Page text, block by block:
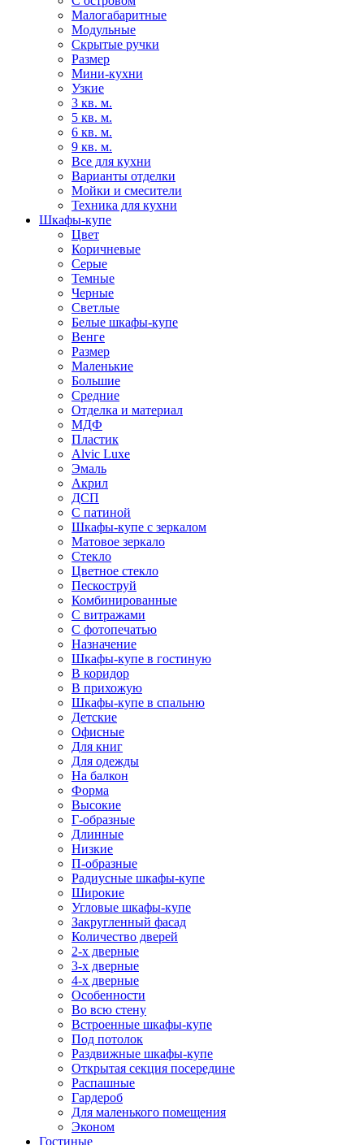
Малогабаритные
Модульные
Скрытые ручки
Размер
Мини-кухни
Узкие
3 кв. м.
5 кв. м.
6 кв. м.
9 кв. м.
Все для кухни
Варианты отделки
Мойки и смесители
Техника для кухни
Шкафы-купе
Цвет
Коричневые
Серые
Темные
Черные
Светлые
Белые шкафы-купе
Венге
Размер
Маленькие
Большие
Средние
Отделка и материал
МДФ
Пластик
Alvic Luxe
Эмаль
Акрил
ДСП
С патиной
Шкафы-купе с зеркалом
Матовое зеркало
Стекло
Цветное стекло
Пескоструй
Комбинированные
С витражами
С фотопечатью
Назначение
Шкафы-купе в гостиную
В коридор
В прихожую
Шкафы-купе в спальню
Детские
Офисные
Для книг
Для одежды
На балкон
Форма
Высокие
Г-образные
Длинные
Низкие
П-образные
Радиусные шкафы-купе
Широкие
Угловые шкафы-купе
Закругленный фасад
Количество дверей
2-х дверные
3-х дверные
4-х дверные
Особенности
Во всю стену
Встроенные шкафы-купе
Под потолок
Раздвижные шкафы-купе
Открытая секция посередине
Распашные
Гардероб
Для маленького помещения
Эконом
Гостиные